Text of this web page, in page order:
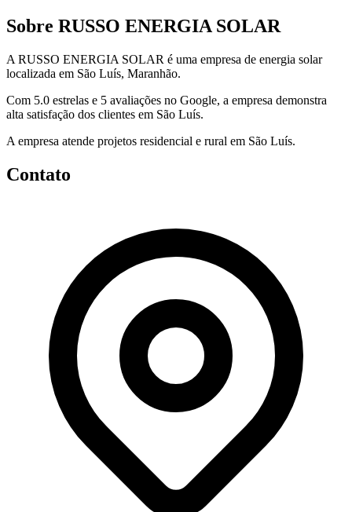
Sobre RUSSO ENERGIA SOLAR
A RUSSO ENERGIA SOLAR é uma empresa de energia solar
localizada em São Luís, Maranhão.
Com 5.0 estrelas e 5 avaliações no Google, a empresa demonstra
alta satisfação dos clientes em São Luís.
A empresa atende projetos residencial e rural em São Luís.
Contato